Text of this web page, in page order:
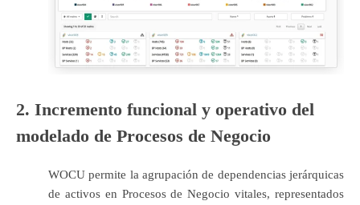
2. Incremento funcional y operativo del
modelado de Procesos de Negocio
WOCU permite la agrupación de dependencias jerárquicas
de activos en Procesos de Negocio vitales, representados